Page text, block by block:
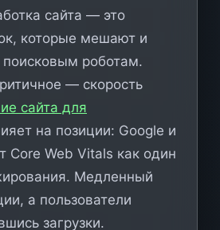
сайта — это
которые мешают и
поисковым роботам.
— скорость
сайта для
на позиции: Google и
Core Web Vitals как один
Медленный
а пользователи
загрузки.